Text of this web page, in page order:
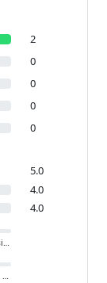
2
0
0
0
0
5.0
4.0
4.0
Demasiado grande
Queda holgado